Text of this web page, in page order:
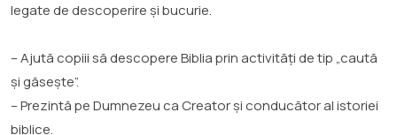
legate de descoperire și bucurie.
– Ajută copiii să descopere Biblia prin activități de tip „caută
și găsește”.
– Prezintă pe Dumnezeu ca Creator și conducător al istoriei
biblice.